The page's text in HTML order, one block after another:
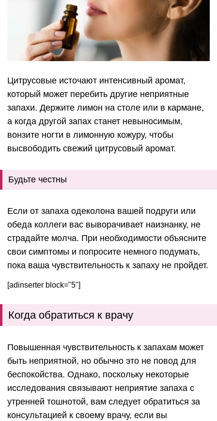
Цитрусовые источают интенсивный аромат,
который может перебить другие неприятные
запахи. Держите лимон на столе или в кармане,
а когда другой запах станет невыносимым,
вонзите ногти в лимонную кожуру, чтобы
высвободить свежий цитрусовый аромат.
Будьте честны
Если от запаха одеколона вашей подруги или
обеда коллеги вас выворачивает наизнанку, не
страдайте молча. При необходимости объясните
свои симптомы и попросите немного подумать,
пока ваша чувствительность к запаху не пройдет.
[adinserter block="5"]
Когда обратиться к врачу
Повышенная чувствительность к запахам может
быть неприятной, но обычно это не повод для
беспокойства. Однако, поскольку некоторые
исследования связывают неприятие запаха с
утренней тошнотой, вам следует обратиться за
консультацией к своему врачу, если вы